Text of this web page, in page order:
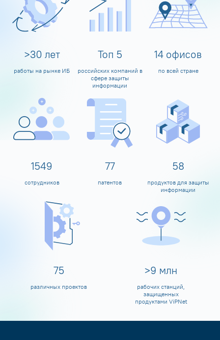
>30 лет
работы на рынке ИБ
Топ 5
российских компаний в
сфере защиты
информации
14 офисов
по всей стране
1600
сотрудников
80
патентов
60
продуктов для защиты
информации
80
различных проектов
>10 млн
рабочих станций,
защищенных
продуктами ViPNet